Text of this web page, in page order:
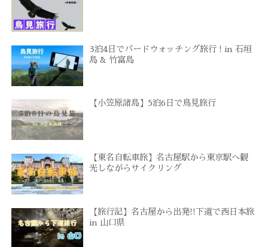
3泊4日でバードウォッチング旅行 ! in 石垣
島 & 竹富島
【小笠原諸島】5泊6日で鳥見旅行
【東名自転車旅】名古屋駅から東京駅へ観
光しながらサイクリング
【旅行記】名古屋から出発!!下道で西日本旅
in 山口県